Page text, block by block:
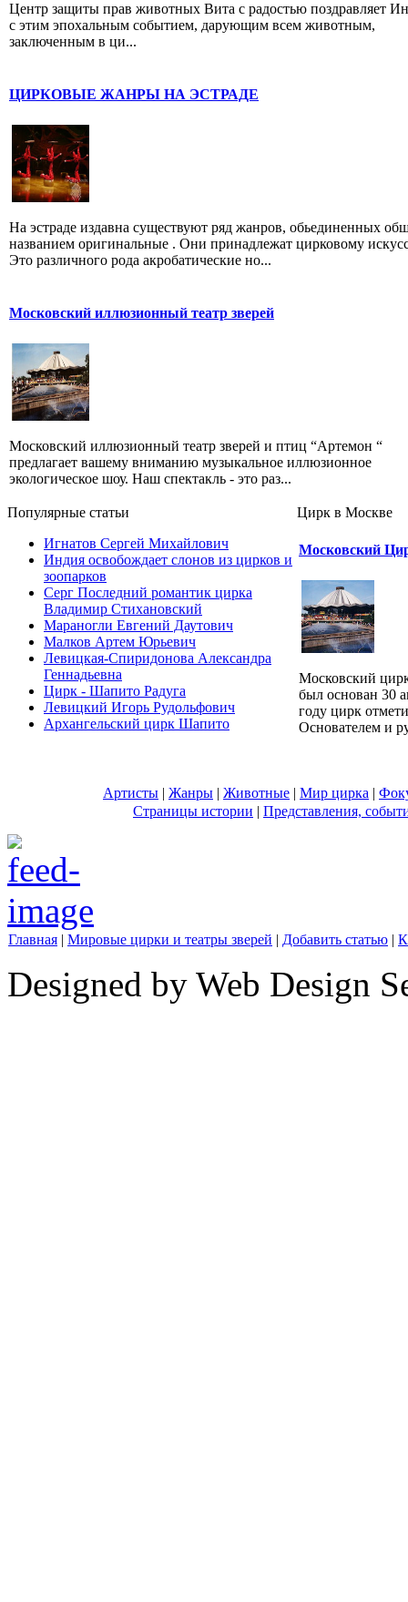
Центр защиты прав животных Вита с радостью поздравляет
с этим эпохальным событием, дарующим всем животным,
заключенным в ци...
ЦИРКОВЫЕ ЖАНРЫ НА ЭСТРАДЕ
На эстраде издавна существуют ряд жанров, обьединенных
названием оригинальные . Они принадлежат цирковому
Это различного рода акробатические но...
Московский иллюзионный театр зверей
Московский иллюзионный театр зверей и птиц “Артемон “
предлагает вашему вниманию музыкальное иллюзионное
экологическое шоу. Наш спектакль - это раз...
Популярные cтатьи
Игнатов Сергей Михайлович
Индия освобождает слонов из цирков и
зоопарков
Серг Последний романтик цирка
Владимир Стихановский
Мараногли Евгений Даутович
Малков Артем Юрьевич
Левицкая-Спиридонова Александра
Геннадьевна
Цирк - Шапито Радуга
Левицкий Игорь Рудольфович
Архангельский цирк Шапито
Цирк в Москве
Московский
Московский
был основан 30
году цирк
Основателем и
Артисты | Жанры | Животные | Мир цирка |
Страницы истории | Представления,
Главная | Мировые цирки и театры зверей | Добавить статью |
Designed by Web Design